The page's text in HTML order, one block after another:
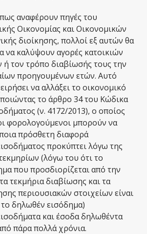
αναφέρουν πηγές του
Οικονομίας και Οικονομικών
διοίκησης, πολλοί εξ αυτών θα
να καλύψουν αγορές κατοικιών
ή τον τρόπο διαβίωσής τους την
προηγουμένων ετών. Αυτό
να αλλάξει το οικονομικό
το άρθρο 34 του Κώδικα
(ν. 4172/2013), ο οποίος
φορολογούμενοι μπορούν να
πρόσθετη διαφορά
προκύπτει λόγω της
(λόγω του ότι το
που προσδιορίζεται από την
τεκμήρια διαβίωσης και τα
περιουσιακών στοιχείων είναι
δηλωθέν εισόδημα)
και έσοδα δηλωθέντα
πάρα πολλά χρόνια.